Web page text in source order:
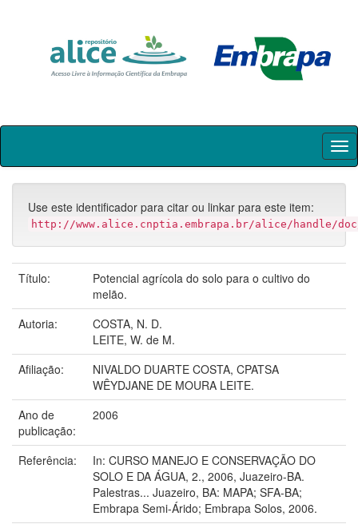
Skip
Use este identificador para citar ou linkar para este item:
http://www.alice.cnptia.embrapa.br/alice/handle/
Título:
Potencial agrícola do solo para o cultivo do
melão.
Autoria:
COSTA, N. D.
LEITE, W. de M.
Afiliação:
NIVALDO DUARTE COSTA, CPATSA
WÊYDJANE DE MOURA LEITE.
Ano de
publicação:
2006
Referência:
In: CURSO MANEJO E CONSERVAÇÃO DO
SOLO E DA ÁGUA, 2., 2006, Juazeiro-BA.
Palestras... Juazeiro, BA: MAPA; SFA-BA;
Embrapa Semi-Árido; Embrapa Solos, 2006.